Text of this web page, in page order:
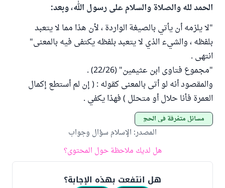
الحمد لله والصلاة والسلام على رسول الله، وبعد:
"لا يلزمه أن يأتي بالصيغة الواردة ، لأن هذا مما لا يتعبد
بلفظه ، والشيء الذي لا يتعبد بلفظه يكتفى فيه بالمعنى"
انتهى .
"مجموع فتاوى ابن عثيمين" (22/26) .
والمقصود أنه لو أتى بالمعنى كقوله : ( إن لم أستطع إكمال
العمرة فأنا حلال أو متحلل ) فهذا يكفي .
مسائل متفرقة في الحج
المصدر: الإسلام سؤال وجواب
هل لديك ملاحظة حول المحتوى؟
هل انتفعت بهذه الإجابة؟